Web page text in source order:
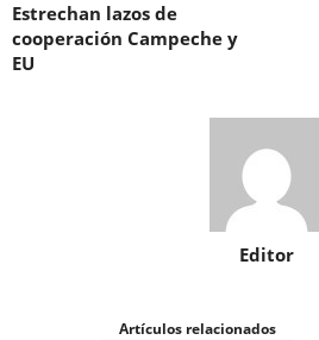
Estrechan lazos de
cooperación Campeche y
EU
Editor
Artículos relacionados